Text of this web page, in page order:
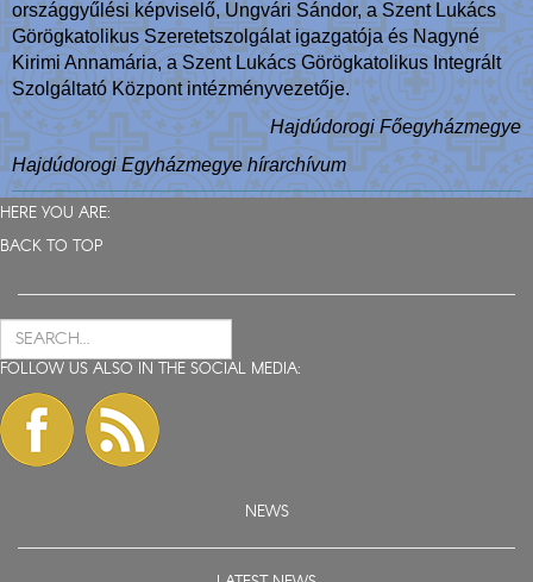
országgyűlési képviselő, Ungvári Sándor, a Szent Lukács
Görögkatolikus Szeretetszolgálat igazgatója és Nagyné
Kirimi Annamária, a Szent Lukács Görögkatolikus Integrált
Szolgáltató Központ intézményvezetője.
Hajdúdorogi Főegyházmegye
Hajdúdorogi Egyházmegye hírarchívum
HERE YOU ARE:
BACK TO TOP
FOLLOW US ALSO IN THE SOCIAL MEDIA:
NEWS